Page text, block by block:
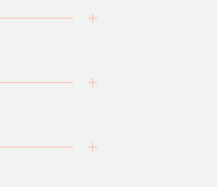
+
+
+